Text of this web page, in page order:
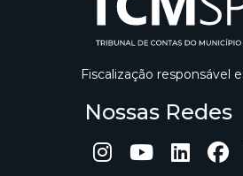
Fiscalização responsável
Nossas Redes